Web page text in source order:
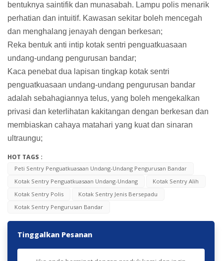
bentuknya saintifik dan munasabah. Lampu polis menarik
perhatian dan intuitif. Kawasan sekitar boleh mencegah
dan menghalang jenayah dengan berkesan;
Reka bentuk anti intip kotak sentri penguatkuasaan
undang-undang pengurusan bandar;
Kaca penebat dua lapisan tingkap kotak sentri
penguatkuasaan undang-undang pengurusan bandar
adalah sebahagiannya telus, yang boleh mengekalkan
privasi dan keterlihatan kakitangan dengan berkesan dan
membiaskan cahaya matahari yang kuat dan sinaran
ultraungu;
HOT TAGS :
Peti Sentry Penguatkuasaan Undang-Undang Pengurusan Bandar
Kotak Sentry Penguatkuasaan Undang-Undang
Kotak Sentry Alih
Kotak Sentry Polis
Kotak Sentry Jenis Bersepadu
Kotak Sentry Pengurusan Bandar
Tinggalkan Pesanan